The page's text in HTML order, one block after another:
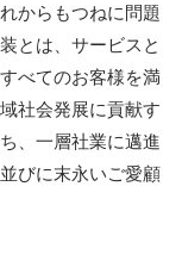
からもつねに問題
とは、サービスと
べてのお客様を満
社会発展に貢献す
、一層社業に邁進
びに末永いご愛顧